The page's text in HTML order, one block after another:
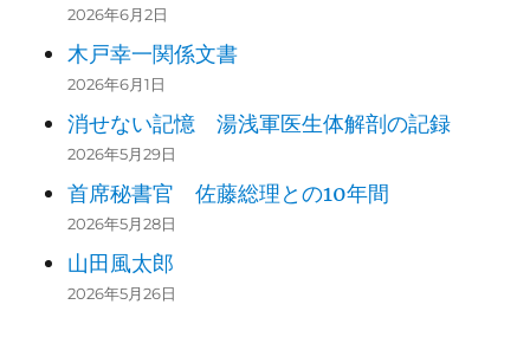
2026年6月2日
木戸幸一関係文書
2026年6月1日
消せない記憶 湯浅軍医生体解剖の記録
2026年5月29日
首席秘書官 佐藤総理との10年間
2026年5月28日
山田風太郎
2026年5月26日